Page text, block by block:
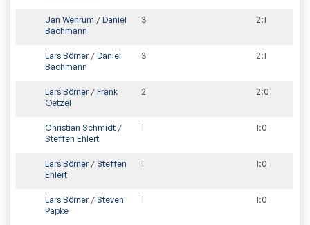
Jan Wehrum / Daniel
Bachmann
3 2:1
Lars Börner/ Daniel
Bachmann
3 2:1
Lars Börner/ Frank
Oetzel
2 2:0
Christian Schmidt /
Steffen Ehlert
1 1:0
Lars Börner/ Steffen
Ehlert
1 1:0
Lars Börner/ Steven
Papke
1 1:0